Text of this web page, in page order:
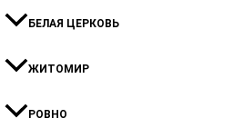
БЕЛАЯ ЦЕРКОВЬ
ЖИТОМИР
РОВНО